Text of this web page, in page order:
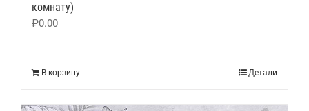
комнату)
₽0.00
В корзину Детали